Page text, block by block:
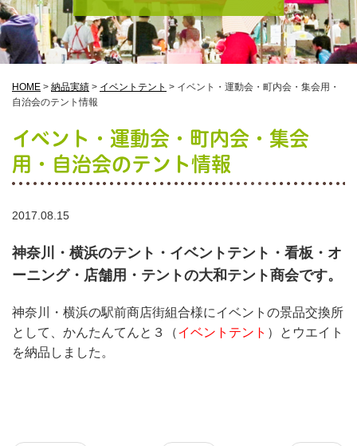
HOME > 納品実績 > イベントテント > イベント・運動会・町内会・集会用・
自治会のテント情報
イベント・運動会・町内会・集会
用・自治会のテント情報
2017.08.15
神奈川・横浜のテント・イベントテント・看板・オ
ーニング・店舗用・テントの大和テント商会です。
神奈川・横浜の駅前商店街組合様にイベントの景品交換所
として、かんたんてんと３（イベントテント ）とウエイト
を納品しました。